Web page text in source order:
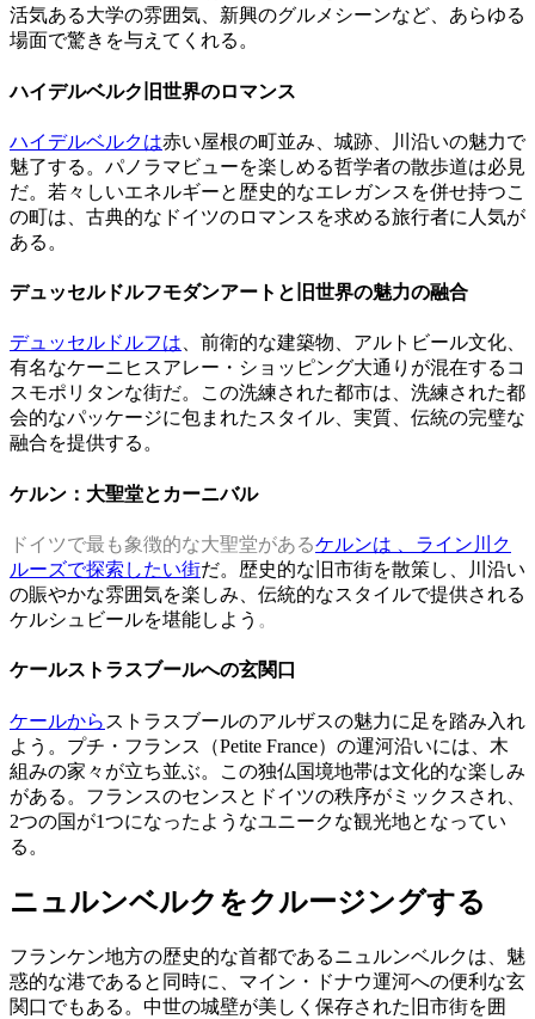
活気ある大学の雰囲気、新興のグルメシーンなど、あらゆる
場面で驚きを与えてくれる。
ハイデルベルク旧世界のロマンス
ハイデルベルクは赤い屋根の町並み、城跡、川沿いの魅力で
魅了する。パノラマビューを楽しめる哲学者の散歩道は必見
だ。若々しいエネルギーと歴史的なエレガンスを併せ持つこ
の町は、古典的なドイツのロマンスを求める旅行者に人気が
ある。
デュッセルドルフモダンアートと旧世界の魅力の融合
デュッセルドルフは、前衛的な建築物、アルトビール文化、
有名なケーニヒスアレー・ショッピング大通りが混在するコ
スモポリタンな街だ。この洗練された都市は、洗練された都
会的なパッケージに包まれたスタイル、実質、伝統の完璧な
融合を提供する。
ケルン：大聖堂とカーニバル
ドイツで最も象徴的な大聖堂があるケルンは 、ライン川ク
ルーズで探索したい街だ。歴史的な旧市街を散策し、川沿い
の賑やかな雰囲気を楽しみ、伝統的なスタイルで提供される
ケルシュビールを堪能しよう 。
ケールストラスブールへの玄関口
ケールから ストラスブールのアルザスの魅力に足を踏み入れ
よう。プチ・フランス（Petite France）の運河沿いには、木
組みの家々が立ち並ぶ。この独仏国境地帯は文化的な楽しみ
がある。フランスのセンスとドイツの秩序がミックスされ、
2つの国が1つになったようなユニークな観光地となってい
る。
ニュルンベルクをクルージングする
フランケン地方の歴史的な首都であるニュルンベルクは、魅
惑的な港であると同時に、マイン・ドナウ運河への便利な玄
関口でもある。中世の城壁が美しく保存された旧市街を囲